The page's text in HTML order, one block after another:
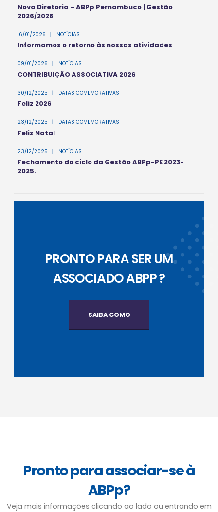
Nova Diretoria – ABPp Pernambuco | Gestão
2026/2028
16/01/2026 | NOTÍCIAS
Informamos o retorno às nossas atividades
09/01/2026 | NOTÍCIAS
CONTRIBUIÇÃO ASSOCIATIVA 2026
30/12/2025 | DATAS COMEMORATIVAS
Feliz 2026
23/12/2025 | DATAS COMEMORATIVAS
Feliz Natal
23/12/2025 | NOTÍCIAS
Fechamento do ciclo da Gestão ABPp-PE 2023-
2025.
PRONTO PARA SER UM
ASSOCIADO ABPP ?
SAIBA COMO
Pronto para associar-se à
ABPp?
Veja mais informações clicando ao lado ou entrando em